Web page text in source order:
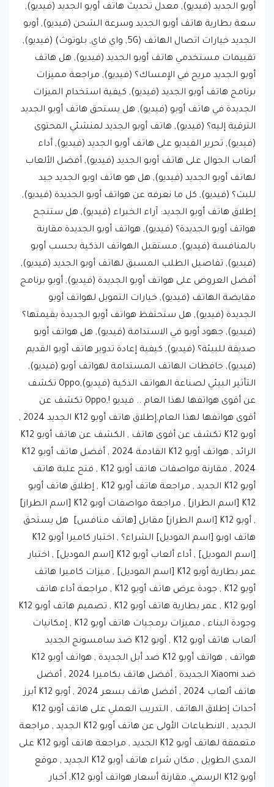
أوبو الجديد (فيديو), معدل تحديث هاتف أوبو الجديد (فيديو),
سعة بطارية هاتف أوبو الجديد وسرعة الشحن (فيديو), أوبو
الجديد خيارات اتصال الهاتف (5G, واي فاي, بلوتوث) (فيديو),
تقييمات مستخدمي هاتف أوبو الجديد (فيديو), هل هاتف
أوبو الجديد مريح في الإمساك؟ (فيديو), مراجعة مميزات
برنامج هاتف أوبو الجديد (فيديو), كيفية استخدام الميزات
الجديدة في هاتف أوبو (فيديو), هل يستحق هاتف أوبو الجديد
الترقية إليه؟ (فيديو), هاتف أوبو الجديد لمنشئي المحتوى
(فيديو), تحرير الفيديو على هاتف أوبو الجديد (فيديو), أداء
ألعاب الجوال على هاتف أوبو الجديد (فيديو), أفضل الألعاب
لهاتف أوبو الجديد (فيديو), هل هو هاتف اوبو الجديد جيد
للبث؟ (فيديو), كل ما نعرفه عن هواتف أوبو الجديدة (فيديو),
إطلاق هاتف أوبو الجديد: آراء الخبراء (فيديو), هل ستنجح
هواتف أوبو الجديدة؟ (فيديو), هواتف أوبو الجديدة مقارنة
بالمنافسة (فيديو), مستقبل الهواتف الذكية بحسب أوبو
(فيديو), تفاصيل الطلب المسبق لهاتف أوبو الجديد (فيديو),
أفضل العروض على هواتف أوبو الجديدة (فيديو), أوبو برنامج
مقايضة الهاتف (فيديو), خيارات التمويل لهواتف أوبو
الجديدة (فيديو), هل ستحتفظ هواتف أوبو الجديدة بقيمتها؟
(فيديو), جهود أوبو في الاستدامة (فيديو), هل هواتف أوبو
صديقة للبيئة؟ (فيديو), كيفية إعادة تدوير هاتف أوبو القديم
(فيديو), حافظات الهاتف المستدامة لهواتف أوبو (فيديو),
التأثير البيئي لصناعة الهواتف الذكية (فيديو),Oppo تكشف
عن أقوى هواتفها لهذا العام .. فيديو !,Oppo تكشف عن
أقوى هواتفها لهذا العام,إطلاق هاتف أوبو K12 الجديد 2024 ,
أوبو K12 تكشف عن أقوى هاتف , الكشف عن هاتف أوبو K12
الرائد , هواتف أوبو K12 القادمة 2024 , أفضل هاتف أوبو K12
2024 , مقارنة مواصفات هاتف أوبو K12 , فتح علبة هاتف
أوبو K12 الجديد , مراجعة هاتف أوبو K12 , إطلاق هاتف أوبو
K12 [اسم الطراز] , مراجعة مواصفات أوبو K12 [اسم الطراز]
, أوبو K12 [اسم الطراز] مقابل [هاتف منافس] هل يستحق
هاتف اوبو [اسم الموديل] الشراء؟ , اختبار كاميرا أوبو K12
[اسم الموديل] , أداء ألعاب أوبو K12 [اسم الموديل] , اختبار
عمر بطارية أوبو K12 [اسم الموديل] , ميزات كاميرا هاتف
أوبو K12 , جودة عرض هاتف أوبو K12 , مراجعة أداء هاتف
أوبو K12 , عمر بطارية هاتف أوبو K12 , تصميم هاتف أوبو K12
وجودة البناء , مميزات برمجيات هاتف أوبو K12 , إمكانيات
ألعاب هاتف أوبو K12 , أوبو K12 ضد سامسونج الجديد
هواتف , هواتف أوبو K12 ضد أبل الجديدة , هواتف أوبو K12
ضد Xiaomi الجديدة , أفضل هاتف بكاميرا 2024 , أفضل
هاتف ألعاب 2024 , أفضل هاتف بسعر 2024 , أوبو K12 أبرز
أحداث إطلاق الهاتف , التدريب العملي على هاتف أوبو K12
الجديد , الانطباعات الأولى عن هاتف أوبو K12 الجديد , مراجعة
متعمقة لهاتف أوبو K12 الجديد , مراجعة هاتف أوبو K12 على
المدى الطويل , مكان شراء هاتف أوبو K12 الجديد , موقع
أوبو K12 الرسمي, مقارنة أسعار هواتف أوبو K12, أخبار